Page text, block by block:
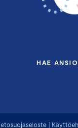
HAE
|